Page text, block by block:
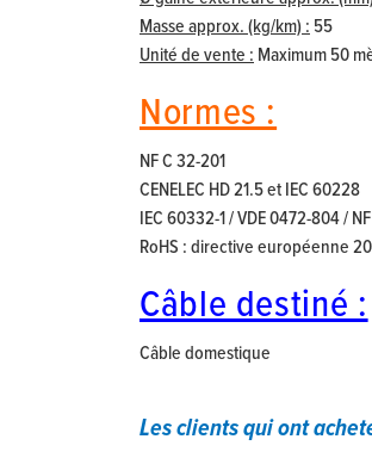
Masse approx. (kg/km) : 55
Unité de vente : Maximum 50
Normes :
NF C 32-201
CENELEC HD 21.5 et IEC 60228
IEC 60332-1 / VDE 0472-804 /
RoHS : directive européenne
Câble destiné :
Câble domestique
Les clients qui ont